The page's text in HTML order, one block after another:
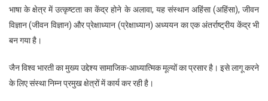
भाषा के क्षेत्र में उत्कृष्टता का केंद्र होने के अलावा, यह संस्थान अहिंसा (अहिंसा), जीवन
विज्ञान (जीवन विज्ञान) और प्रेक्षाध्यान (प्रेक्षाध्यान) अध्ययन का एक अंतर्राष्ट्रीय केंद्र भी
बन गया है।
जैन विश्व भारती का मुख्य उद्देश्य सामाजिक-आध्यात्मिक मूल्यों का प्रसार है। इसे लागू करने
के लिए संस्था निम्न प्रमुख क्षेत्रों में कार्य कर रही है।